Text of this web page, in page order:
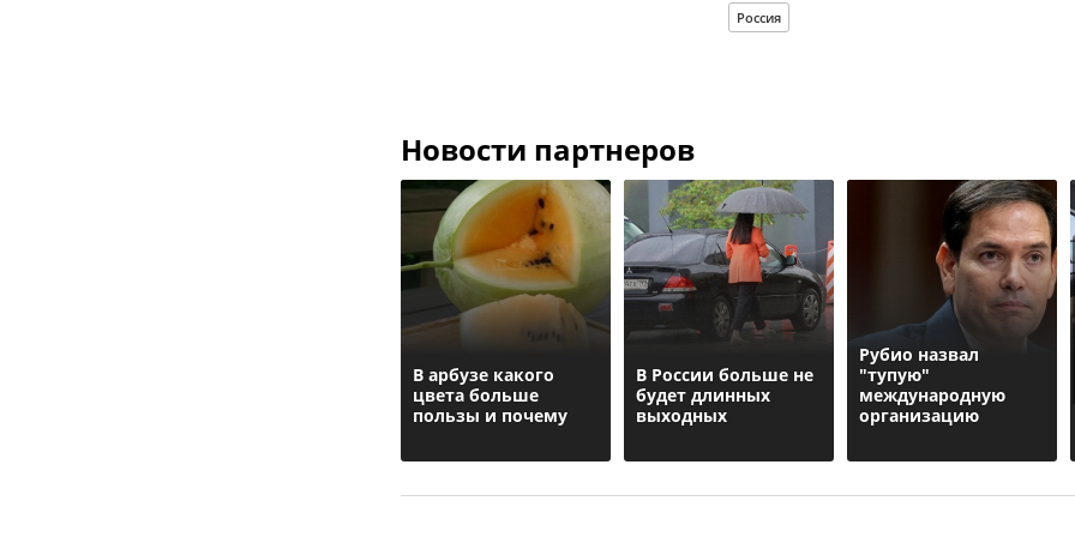
Россия
Новости партнеров
В арбузе какого
цвета больше
пользы и почему
В России больше не
будет длинных
выходных
Рубио назвал
"тупую"
международную
организацию